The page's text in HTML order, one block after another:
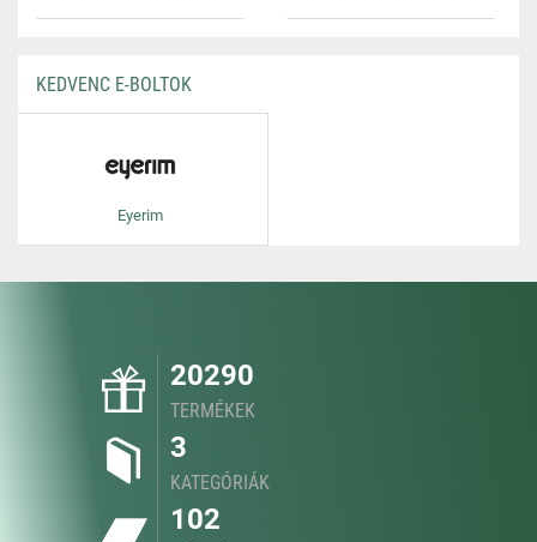
KEDVENC E-BOLTOK
Eyerim
20290
TERMÉKEK
3
KATEGÓRIÁK
102